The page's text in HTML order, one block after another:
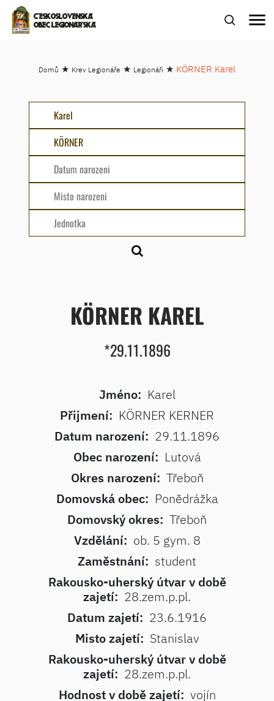
ČESKOSLOVENSKÁ
OBEC LEGIONÁŘSKÁ
menu
Domů ★ Krev Legionáře ★ Legionáři ★ KÖRNER Karel
KÖRNER KAREL
*29.11.1896
Jméno: Karel
Přijmení: KÖRNER KERNER
Datum narození: 29.11.1896
Obec narození: Lutová
Okres narození: Třeboň
Domovská obec: Ponědrážka
Domovský okres: Třeboň
Vzdělání: ob. 5 gym. 8
Zaměstnání: student
Rakousko-uherský útvar v době
zajetí: 28.zem.p.pl.
Datum zajetí: 23.6.1916
Misto zajetí: Stanislav
Rakousko-uherský útvar v době
zajetí: 28.zem.p.pl.
Hodnost v době zajetí: vojín